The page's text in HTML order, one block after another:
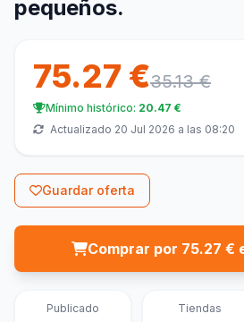
pequeños.
75.27 €35.13 €
Mínimo histórico: 20.47 €
Actualizado 20 Jul 2026 a las 08:20
Guardar oferta
Comprar por 75.27 €
Publicado Tiendas